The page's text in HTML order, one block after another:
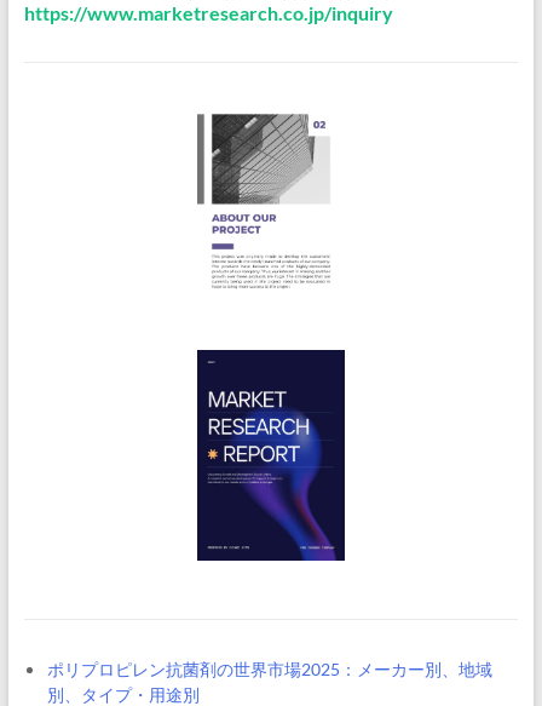
https://www.marketresearch.co.jp/inquiry
ポリプロピレン抗菌剤の世界市場2025：メーカー別、地域
別、タイプ・用途別